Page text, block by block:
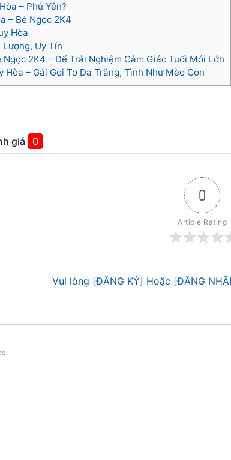
– Phú Yên?
– Bé Ngọc 2K4
Hòa
Lượng, Uy Tín
2K4 – Để Trải Nghiệm Cảm Giác Tuổi Mới Lớn
– Gái Gọi Tơ Da Trắng, Tình Như Mèo Con
giá 0
0
Article Rating
Vui lòng [ĐĂNG KÝ] Hoặc [ĐĂNG